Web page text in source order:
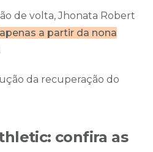
de volta, Jhonata Robert
apenas a partir da nona
da recuperação do
confira as